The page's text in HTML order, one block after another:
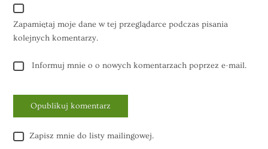
Zapamiętaj moje dane w tej przeglądarce podczas pisania
kolejnych komentarzy.
Informuj mnie o o nowych komentarzach poprzez e-mail.
Zapisz mnie do listy mailingowej.